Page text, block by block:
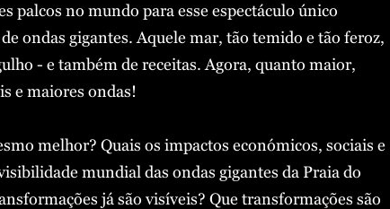
palcos no mundo para esse espectáculo único
ondas gigantes. Aquele mar, tão temido e tão feroz,
- e também de receitas. Agora, quanto maior,
e maiores ondas!
melhor? Quais os impactos económicos, sociais e
mundial das ondas gigantes da Praia do
já são visíveis? Que transformações são